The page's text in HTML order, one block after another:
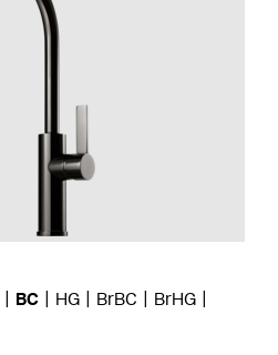
BC HG BrBC
BrHG